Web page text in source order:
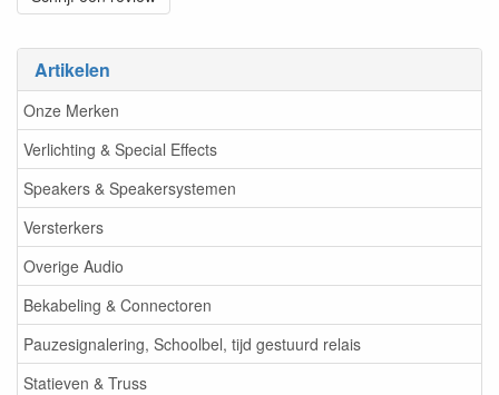
Artikelen
Onze Merken
Verlichting & Special Effects
Speakers & Speakersystemen
Versterkers
Overige Audio
Bekabeling & Connectoren
Pauzesignalering, Schoolbel, tijd gestuurd relais
Statieven & Truss